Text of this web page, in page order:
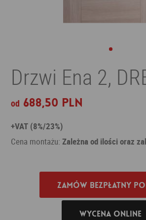
Drzwi Ena 2,
od 688,50 PLN
+VAT (8%/23%)
Cena montażu:Zależna od ilości oraz
Zamów bezpłatny
Wycena online